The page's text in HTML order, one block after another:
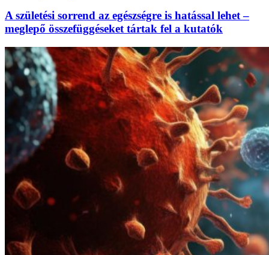
A születési sorrend az egészségre is hatással lehet –
meglepő összefüggéseket tártak fel a kutatók